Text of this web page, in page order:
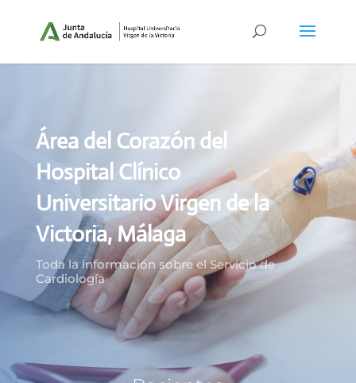
Área del Corazón del
Hospital Clínico
Universitario Virgen de la
Victoria, Málaga
Toda la información sobre el Servicio de
Cardiología